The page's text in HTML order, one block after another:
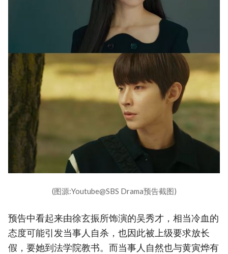
(图源:Youtube@SBS Drama预告截图)
预告中看起来由徐玄振所饰演的吴秀才，相当冷血的
态度可能引发当事人自杀，也因此被上级要求放长
假，要她到法学院教书。而当事人自然也与黄寅烨有